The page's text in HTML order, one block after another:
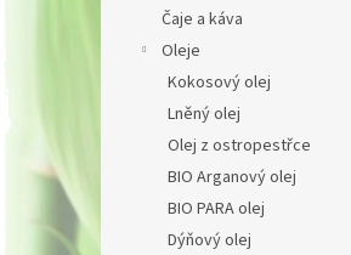
Čaje a káva
Oleje
Kokosový olej
Lněný olej
Olej z ostropestřce
BIO Arganový olej
BIO PARA olej
Dýňový olej